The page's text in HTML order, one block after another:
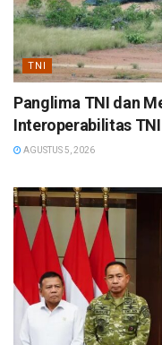
TNI
Panglima TNI dan
Interoperabilitas TNI
AGUSTUS 5, 2026